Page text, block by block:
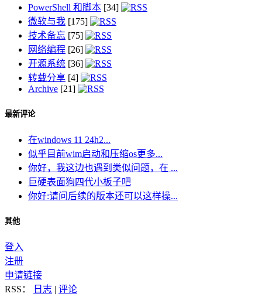
PowerShell 和脚本 [34]
微软与我 [175]
技术备忘 [75]
网络编程 [26]
开源系统 [36]
转载分享 [4]
Archive [21]
最新评论
在windows 11 24h2...
似乎目前wim启动和压缩os更多...
你好，我这边也遇到类似问题，在 ...
巨硬表面狗四代小板子吧
你好:请问后续的版本还可以这样操...
其他
登入
注册
申请链接
RSS：
日志 | 评论